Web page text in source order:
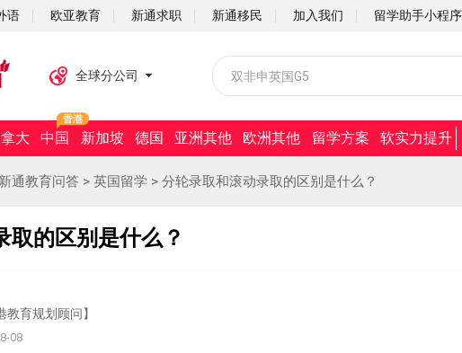
语 欧亚教育 新通求职 新通移民 加入我们
社会招聘
留学助手小程序
全球分公司
大 中国 新加坡 德国 亚洲其他 欧洲其他 留学方案 软实力提升
新通教育问答 > 英国留学 > 分轮录取和滚动录取的区别是什么？
取的区别是什么？
教育规划顾问】
08